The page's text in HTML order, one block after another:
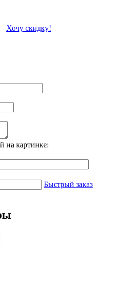
Хочу скидку!
на картинке:
Быстрый заказ